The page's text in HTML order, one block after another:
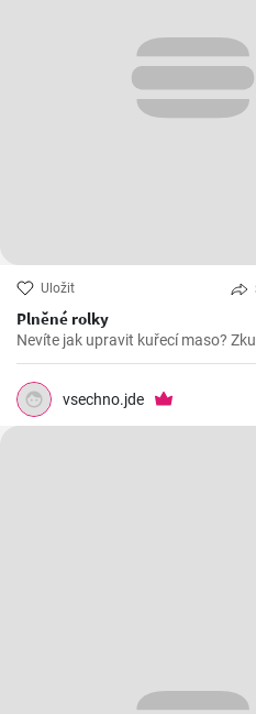
Uložit
Plněné rolky
Nevíte jak upravit kuřecí maso?
vsechno.jde